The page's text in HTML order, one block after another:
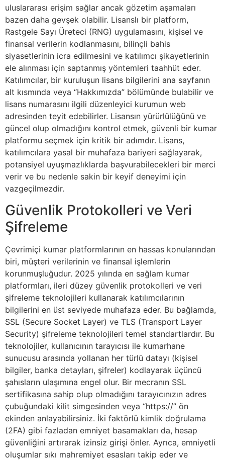
uluslararası erişim sağlar ancak gözetim aşamaları
bazen daha gevşek olabilir. Lisanslı bir platform,
Rastgele Sayı Üreteci (RNG) uygulamasını, kişisel ve
finansal verilerin kodlanmasını, bilinçli bahis
siyasetlerinin icra edilmesini ve katılımcı şikayetlerinin
ele alınması için saptanmış yöntemleri taahhüt eder.
Katılımcılar, bir kuruluşun lisans bilgilerini ana sayfanın
alt kısmında veya “Hakkımızda” bölümünde bulabilir ve
lisans numarasını ilgili düzenleyici kurumun web
adresinden teyit edebilirler. Lisansın yürürlülüğünü ve
güncel olup olmadığını kontrol etmek, güvenli bir kumar
platformu seçmek için kritik bir adımdır. Lisans,
katılımcılara yasal bir muhafaza bariyeri sağlayarak,
potansiyel uyuşmazlıklarda başvurabilecekleri bir merci
verir ve bu nedenle sakin bir keyif deneyimi için
vazgeçilmezdir.
Güvenlik Protokolleri ve Veri
Şifreleme
Çevrimiçi kumar platformlarının en hassas konularından
biri, müşteri verilerinin ve finansal işlemlerin
korunmuşluğudur. 2025 yılında en sağlam kumar
platformları, ileri düzey güvenlik protokolleri ve veri
şifreleme teknolojileri kullanarak katılımcılarının
bilgilerini en üst seviyede muhafaza eder. Bu bağlamda,
SSL (Secure Socket Layer) ve TLS (Transport Layer
Security) şifreleme teknolojileri temel standartlardır. Bu
teknolojiler, kullanıcının tarayıcısı ile kumarhane
sunucusu arasında yollanan her türlü datayı (kişisel
bilgiler, banka detayları, şifreler) kodlayarak üçüncü
şahısların ulaşımına engel olur. Bir mecranın SSL
sertifikasına sahip olup olmadığını tarayıcınızın adres
çubuğundaki kilit simgesinden veya “https://” ön
ekinden anlayabilirsiniz. İki faktörlü kimlik doğrulama
(2FA) gibi fazladan emniyet basamakları da, hesap
güvenliğini artırarak izinsiz girişi önler. Ayrıca, emniyetli
oluşumlar sıkı mahremiyet esasları takip eder ve